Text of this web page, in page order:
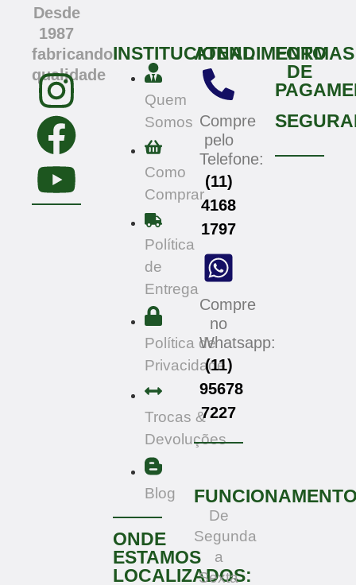
Desde
1987
fabricando
qualidade
INSTITUCIONAL
Quem
Somos
Como
Comprar
Política
de
Entrega
Política de
Privacidade
Trocas &
Devoluções
Blog
ONDE
ESTAMOS
LOCALIZADOS:
ATENDIMENTO
Compre
pelo
Telefone:
(11)
4168
1797
Compre
no
Whatsapp:
(11)
95678
7227
De
Segunda
a
Sexta
FORMAS
DE